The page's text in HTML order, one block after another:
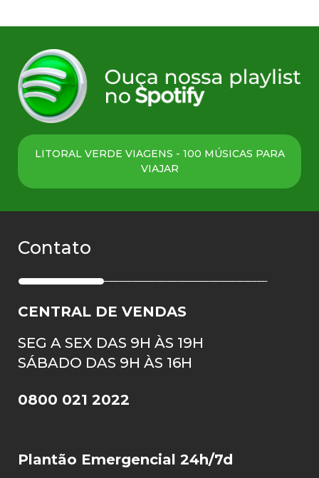
LITORAL VERDE VIAGENS - 100 MÚSICAS PARA
VIAJAR
Contato
CENTRAL DE VENDAS
SEG A SEX DAS 9H ÀS 19H
SÁBADO DAS 9H ÀS 16H
0800 021 2022
Plantão Emergencial 24h/7d